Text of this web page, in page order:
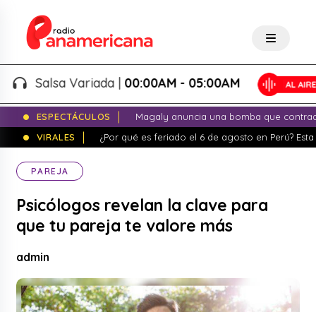
Salsa Variada |00:00AM - 05:00AM
ESPECTÁCULOS
Magaly anuncia una bomba que
VIRALES
¿Por qué es feriado el 6 de agosto en Perú?
PAREJA
Psicólogos revelan la clave para
que tu pareja te valore más
admin